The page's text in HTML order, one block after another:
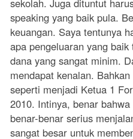
sekolah. Juga dituntut
speaking yang baik pula.
keuangan. Saya tentunya
apa pengeluaran yang
dana yang sangat minim.
mendapat kenalan.
seperti menjadi Ketua 1
2010. Intinya, benar
benar-benar serius
sangat besar untuk